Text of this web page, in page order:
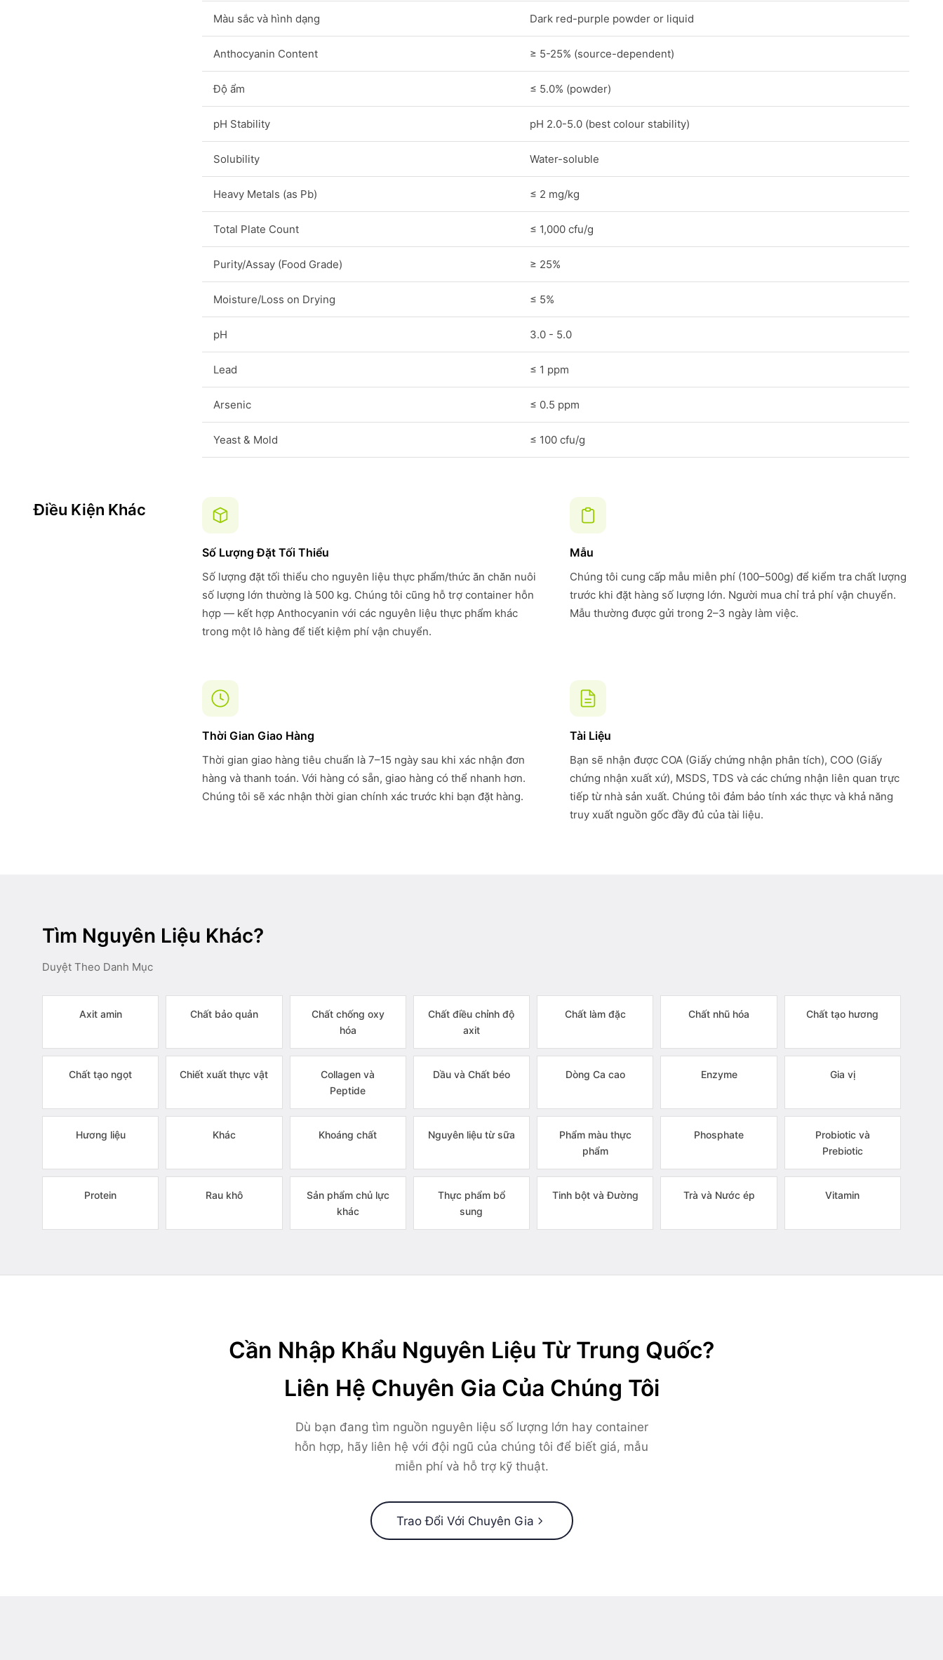
Màu sắc và hình dạng Dark red-purple powder or liquid
Anthocyanin Content ≥ 5-25% (source-dependent)
Độ ẩm ≤ 5.0% (powder)
pH Stability pH 2.0-5.0 (best colour stability)
Solubility Water-soluble
Heavy Metals (as Pb) ≤ 2 mg/kg
Total Plate Count ≤ 1,000 cfu/g
Purity/Assay (Food Grade) ≥ 25%
Moisture/Loss on Drying ≤ 5%
pH 3.0 - 5.0
Lead ≤ 1 ppm
Arsenic ≤ 0.5 ppm
Yeast & Mold ≤ 100 cfu/g
Điều Kiện Khác
Số Lượng Đặt Tối Thiểu
Số lượng đặt tối thiểu cho nguyên liệu thực phẩm/thức ăn chăn nuôi
số lượng lớn thường là 500 kg. Chúng tôi cũng hỗ trợ container hỗn
hợp — kết hợp Anthocyanin với các nguyên liệu thực phẩm khác
trong một lô hàng để tiết kiệm phí vận chuyển.
Mẫu
Chúng tôi cung cấp mẫu miễn phí (100–500g) để kiểm tra chất lượng
trước khi đặt hàng số lượng lớn. Người mua chỉ trả phí vận chuyển.
Mẫu thường được gửi trong 2–3 ngày làm việc.
Thời Gian Giao Hàng
Thời gian giao hàng tiêu chuẩn là 7–15 ngày sau khi xác nhận đơn
hàng và thanh toán. Với hàng có sẵn, giao hàng có thể nhanh hơn.
Chúng tôi sẽ xác nhận thời gian chính xác trước khi bạn đặt hàng.
Tài Liệu
Bạn sẽ nhận được COA (Giấy chứng nhận phân tích), COO (Giấy
chứng nhận xuất xứ), MSDS, TDS và các chứng nhận liên quan trực
tiếp từ nhà sản xuất. Chúng tôi đảm bảo tính xác thực và khả năng
truy xuất nguồn gốc đầy đủ của tài liệu.
Tìm Nguyên Liệu Khác?
Duyệt Theo Danh Mục
Axit amin Chất bảo quản
Chất chống oxy
hóa
Chất điều chỉnh độ
axit
Chất làm đặc Chất nhũ hóa Chất tạo hương
Chất tạo ngọt Chiết xuất thực vật
Collagen và
Peptide
Dầu và Chất béo Dòng Ca cao Enzyme Gia vị
Hương liệu Khác Khoáng chất Nguyên liệu từ sữa
Phẩm màu thực
phẩm
Phosphate
Probiotic và
Prebiotic
Protein Rau khô
Sản phẩm chủ lực
khác
Thực phẩm bổ
sung
Tinh bột và Đường Trà và Nước ép Vitamin
Cần Nhập Khẩu Nguyên Liệu Từ Trung Quốc?
Liên Hệ Chuyên Gia Của Chúng Tôi
Dù bạn đang tìm nguồn nguyên liệu số lượng lớn hay container
hỗn hợp, hãy liên hệ với đội ngũ của chúng tôi để biết giá, mẫu
miễn phí và hỗ trợ kỹ thuật.
Trao Đổi Với Chuyên Gia